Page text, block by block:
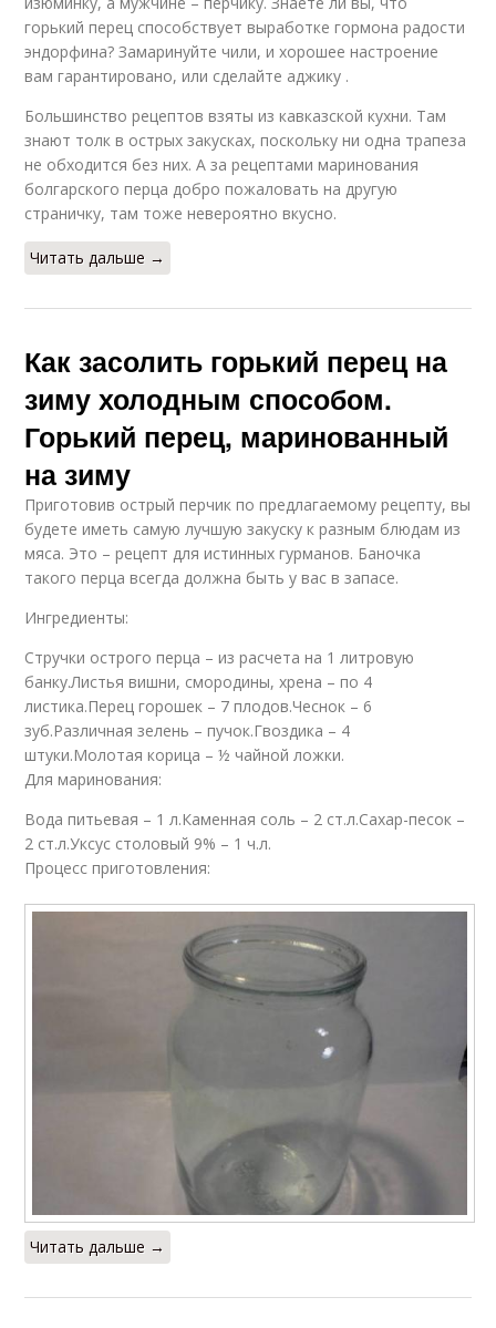
горький перец способствует выработке гормона радости
эндорфина? Замаринуйте чили, и хорошее настроение
вам гарантировано, или сделайте аджику .
Большинство рецептов взяты из кавказской кухни. Там
знают толк в острых закусках, поскольку ни одна трапеза
не обходится без них. А за рецептами маринования
болгарского перца добро пожаловать на другую
страничку, там тоже невероятно вкусно.
Читать дальше →
Как засолить горький перец на
зиму холодным способом.
Горький перец, маринованный
на зиму
Приготовив острый перчик по предлагаемому рецепту, вы
будете иметь самую лучшую закуску к разным блюдам из
мяса. Это – рецепт для истинных гурманов. Баночка
такого перца всегда должна быть у вас в запасе.
Ингредиенты:
Стручки острого перца – из расчета на 1 литровую
банку.Листья вишни, смородины, хрена – по 4
листика.Перец горошек – 7 плодов.Чеснок – 6
зуб.Различная зелень – пучок.Гвоздика – 4
штуки.Молотая корица – ½ чайной ложки.
Для маринования:
Вода питьевая – 1 л.Каменная соль – 2 ст.л.Сахар-песок –
2 ст.л.Уксус столовый 9% – 1 ч.л.
Процесс приготовления:
Читать дальше →